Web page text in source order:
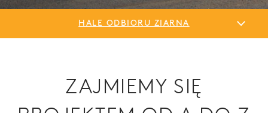
HALE ODBIORU ZIARNA
ZAJMIEMY SIĘ